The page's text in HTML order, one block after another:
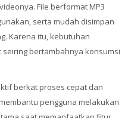
File berformat MP3
serta mudah disimpan
Karena itu, kebutuhan
bertambahnya konsumsi
berkat proses cepat dan
pengguna melakukan